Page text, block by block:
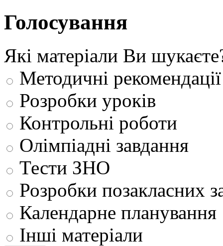
Голосування
Які матеріали Ви
Методичні рекомендації
Розробки уроків
Контрольні роботи
Олімпіадні завдання
Тести ЗНО
Розробки позакласних
Календарне планування
Інші матеріали